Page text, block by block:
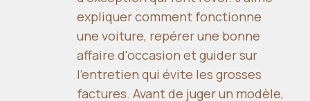
expliquer comment fonctionne
une voiture, repérer une bonne
affaire d'occasion et guider sur
l'entretien qui évite les grosses
factures. Avant de juger un modèle,